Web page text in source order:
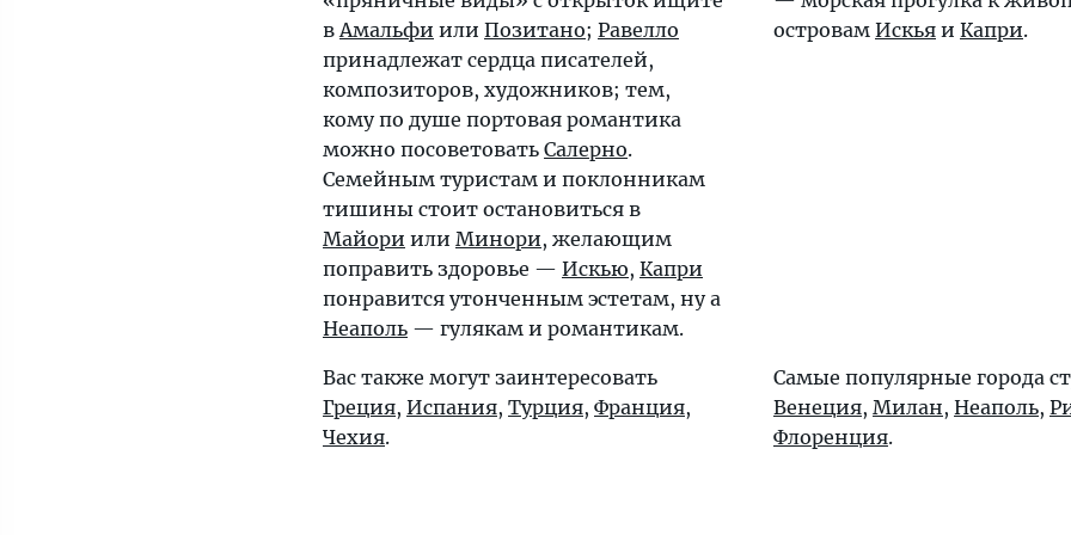
в Амальфи или Позитано; Равелло
принадлежат сердца писателей,
композиторов, художников; тем,
кому по душе портовая романтика
можно посоветовать Салерно.
Семейным туристам и поклонникам
тишины стоит остановиться в
Майори или Минори, желающим
поправить здоровье — Искью, Капри
понравится утонченным эстетам, ну а
Неаполь — гулякам и романтикам.
островам Искья и Капри.
Вас также могут заинтересовать
Греция, Испания, Турция, Франция,
Чехия.
Самые популярные города
Венеция, Милан, Неаполь,
Флоренция.